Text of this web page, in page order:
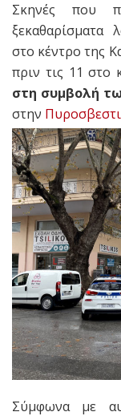
Σκηνές που
ξεκαθαρίσματα
στο κέντρο της
πριν τις 11 στο
στη συμβολή
στην
Σύμφωνα με